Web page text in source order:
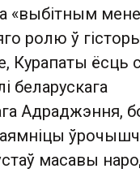
«выбітным
ролю ў
Курапаты ёсць
беларускага
Адраджэння,
масавы